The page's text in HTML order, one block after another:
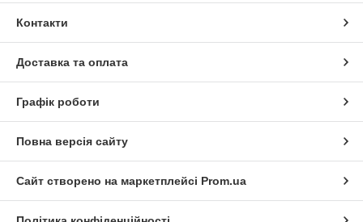
Контакти
Доставка та оплата
Графік роботи
Повна версія сайту
Сайт створено на маркетплейсі Prom.ua